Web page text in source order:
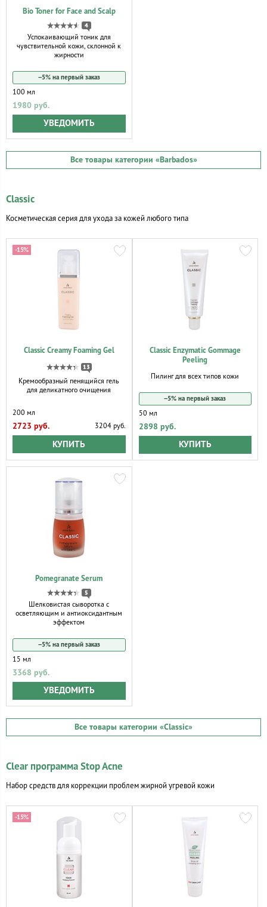
Bio Toner for Face and Scalp
4
Успокаивающий тоник для
чувствительной кожи, склонной к
жирности
−5% на первый заказ
100 мл
1980 руб.
УВЕДОМИТЬ
Все товары категории «Barbados»
Classic
Косметическая серия для ухода за кожей любого типа
Classic Creamy Foaming Gel
13
Кремообразный пенящийся гель
для деликатного очищения
-15%
200 мл
2723 руб. 3204 руб.
КУПИТЬ
Classic Enzymatic Gommage
Peeling
Пилинг для всех типов кожи
−5% на первый заказ
50 мл
2898 руб.
КУПИТЬ
Pomegranate Serum
5
Шелковистая сыворотка с
осветляющим и антиоксидантным
эффектом
−5% на первый заказ
15 мл
3368 руб.
УВЕДОМИТЬ
Все товары категории «Classic»
Clear программа Stop Acne
Набор средств для коррекции проблем жирной угревой кожи
-15%